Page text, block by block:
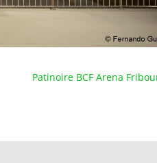
Patinoire BCF Arena